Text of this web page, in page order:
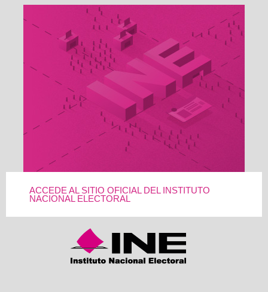
ACCEDE AL SITIO OFICIAL DEL INSTITUTO
NACIONAL ELECTORAL